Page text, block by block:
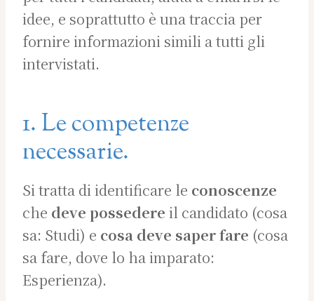
idee, e soprattutto è una traccia per
fornire informazioni simili a tutti gli
intervistati.
1. Le competenze
necessarie.
Si tratta di identificare le conoscenze
che deve possedere il candidato (cosa
sa: Studi) e cosa deve saper fare (cosa
sa fare, dove lo ha imparato:
Esperienza).